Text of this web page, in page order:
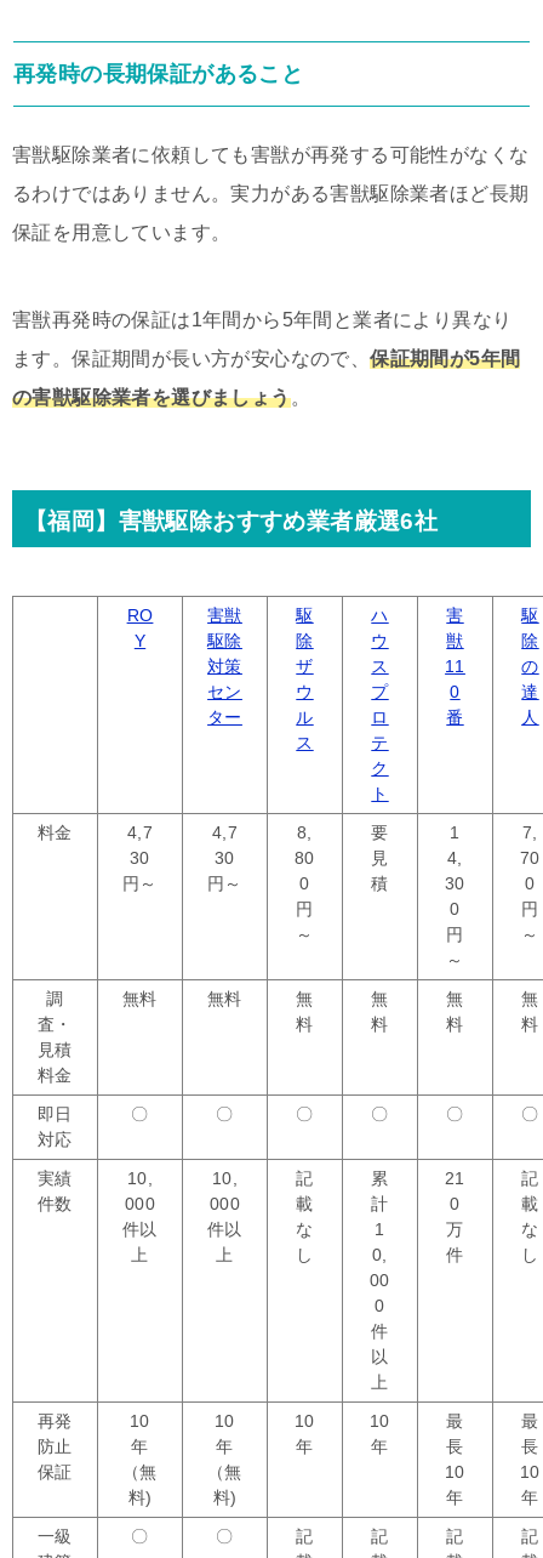
再発時の長期保証があること
害獣駆除業者に依頼しても害獣が再発する可能性がなくな
るわけではありません。実力がある害獣駆除業者ほど長期
保証を用意しています。
害獣再発時の保証は1年間から5年間と業者により異なり
ます。保証期間が長い方が安心なので、保証期間が5年間
の害獣駆除業者を選びましょう。
【福岡】害獣駆除おすすめ業者厳選6社
RO
Y
害獣
駆除
対策
セン
ター
駆
除
ザ
ウ
ル
ス
ハ
ウ
ス
プ
ロ
テ
ク
ト
害
獣
11
0
番
駆
除
の
達
人
料金
4,7
30
円～
4,7
30
円～
8,
80
0
円
～
要
見
積
1
4,
30
0
円
～
7,
70
0
円
～
調
査・
見積
料金
無料 無料
無
料
無
料
無
料
無
料
即日
対応
〇 〇 〇 〇 〇 〇
実績
件数
10,
000
件以
上
10,
000
件以
上
記
載
な
し
累
計
1
0,
00
0
件
以
上
21
0
万
件
記
載
な
し
再発
防止
保証
10
年
（無
料)
10
年
（無
料)
10
年
10
年
最
長
10
年
最
長
10
年
一級
〇 〇
記
記
記
記